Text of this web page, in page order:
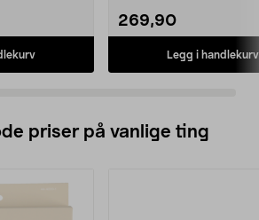
269,90
Legg i handlekurv
priser på vanlige ting